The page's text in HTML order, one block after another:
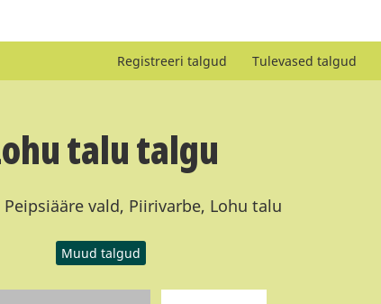
Registreeri talgud Tulevased talgud
talu talgu
vald, Piirivarbe, Lohu talu
Muud talgud